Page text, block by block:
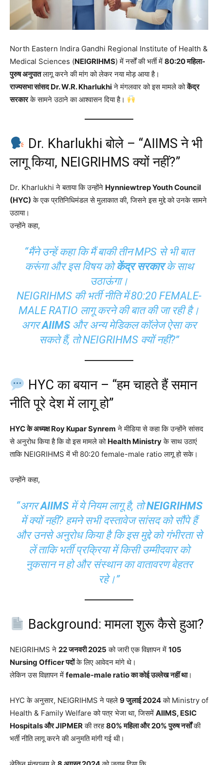
North Eastern Indira Gandhi Regional Institute of Health &
Medical Sciences (NEIGRIHMS) में नर्सों की भर्ती में 80:20 महिला-
पुरुष अनुपातलागू करने की मांग को लेकर नया मोड़ आया है।
राज्यसभा सांसद Dr. W.R. Kharlukhiने मंगलवार को इस मामले कोकेंद्र
सरकारके सामने उठाने का आश्वासन दिया है।
Dr. Kharlukhi बोले – “AIIMS ने भी
लागू किया, NEIGRIHMS क्यों नहीं?”
Dr. Kharlukhi ने बताया कि उन्होंने Hynniewtrep Youth Council
(HYC) के एक प्रतिनिधिमंडल से मुलाकात की, जिसने इस मुद्दे को उनके सामने
उठाया।
उन्होंने कहा,
“मैंने उन्हें कहा कि मैं बाकी तीन MPS से भी बात
करूंगा और इस विषय कोकेंद्र सरकारके साथ
उठाऊंगा।
NEIGRIHMS की भर्ती नीति में 80:20 FEMALE-
MALE RATIO लागू करने की बात की जा रही है।
अगरAIIMSऔर अन्य मेडिकल कॉलेज ऐसा कर
सकते हैं, तो NEIGRIHMS क्यों नहीं?”
HYC का बयान – “हम चाहते हैं समान
नीति पूरे देश में लागू हो”
HYC के अध्यक्ष Roy Kupar Synrem ने मीडिया से कहा कि उन्होंने सांसद
से अनुरोध किया है कि वो इस मामले को Health Ministryके साथ उठाएं
ताकि NEIGRIHMS में भी 80:20 female-male ratio लागू हो सके।
उन्होंने कहा,
“अगरAIIMSमें ये नियम लागू है, तोNEIGRIHMS
में क्यों नहीं? हमने सभी दस्तावेज सांसद को सौंपे हैं
और उनसे अनुरोध किया है कि इस मुद्दे को गंभीरता से
लें ताकि भर्ती प्रक्रिया में किसी उम्मीदवार को
नुकसान न हो और संस्थान का वातावरण बेहतर
रहे।”
Background: मामला शुरू कैसे हुआ?
NEIGRIHMS ने 22 जनवरी 2025 को जारी एक विज्ञापन में 105
Nursing Officer पदोंके लिए आवेदन मांगे थे।
लेकिन उस विज्ञापन में female-male ratio का कोई उल्लेख नहीं था।
HYC के अनुसार, NEIGRIHMS ने पहले 9 जुलाई 2024को Ministry of
Health & Family Welfare को पत्र भेजा था, जिसमें AIIMS, ESIC
Hospitals और JIPMERकी तरह80% महिला और 20% पुरुष नर्सोंकी
भर्ती नीति लागू करने की अनुमति मांगी गई थी।